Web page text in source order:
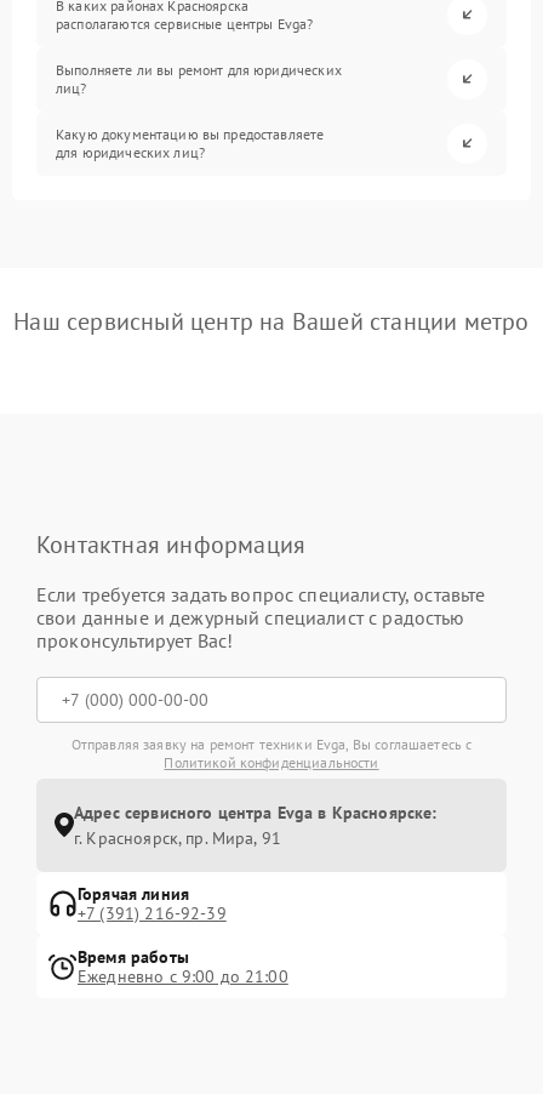
В каких районах Красноярска
располагаются сервисные центры Evga?
Выполняете ли вы ремонт для юридических
лиц?
Какую документацию вы предоставляете
для юридических лиц?
Наш сервисный центр на Вашей станции метро
Контактная информация
Если требуется задать вопрос специалисту, оставьте
свои данные и дежурный специалист с радостью
проконсультирует Вас!
Отправляя заявку на ремонт техники Evga, Вы соглашаетесь с
Политикой конфиденциальности
Адрес сервисного центра Evga в Красноярске:
г. Красноярск, ​пр. Мира, 91
Горячая линия
+7 (391) 216-92-39
Время работы
Ежедневно с 9:00 до 21:00